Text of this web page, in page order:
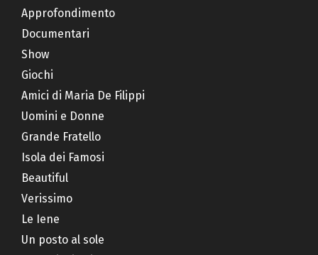
Approfondimento
Documentari
Show
Giochi
Amici di Maria De Filippi
Uomini e Donne
Grande Fratello
Isola dei Famosi
Beautiful
Verissimo
Le Iene
Un posto al sole